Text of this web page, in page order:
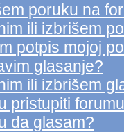
poruku na
ili izbrišem
potpis mojoj
glasanje?
ili izbrišem
pristupiti
da glasam?